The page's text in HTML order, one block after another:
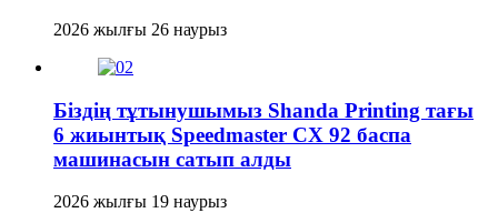
2026 жылғы 26 наурыз
Біздің тұтынушымыз Shanda Printing тағы
6 жиынтық Speedmaster CX 92 баспа
машинасын сатып алды
2026 жылғы 19 наурыз